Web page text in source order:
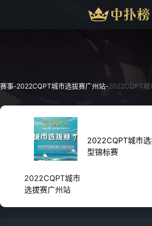
赛事-2022CQPT城市选拔赛广州站-2022CQPT城
2022CQPT城市
选拔赛广州站
2022CQPT城市
型锦标赛